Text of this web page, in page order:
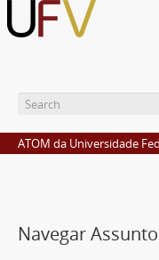
ATOM da Universidade
Navegar